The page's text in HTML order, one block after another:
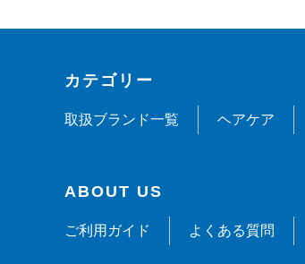
カテゴリー
取扱ブランド一覧 ヘアケア
ABOUT US
ご利用ガイド よくある質問